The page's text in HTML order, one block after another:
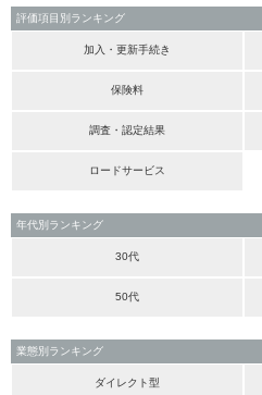
評価項目別ランキング
加入・更新手続き
保険料
調査・認定結果
ロードサービス
年代別ランキング
30代
50代
業態別ランキング
ダイレクト型